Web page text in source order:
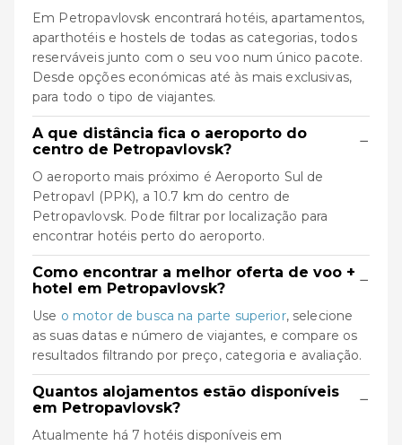
Em Petropavlovsk encontrará hotéis, apartamentos,
aparthotéis e hostels de todas as categorias, todos
reserváveis junto com o seu voo num único pacote.
Desde opções económicas até às mais exclusivas,
para todo o tipo de viajantes.
A que distância fica o aeroporto do
centro de Petropavlovsk?
−
O aeroporto mais próximo é Aeroporto Sul de
Petropavl (PPK), a 10.7 km do centro de
Petropavlovsk. Pode filtrar por localização para
encontrar hotéis perto do aeroporto.
Como encontrar a melhor oferta de voo +
hotel em Petropavlovsk?
−
Use o motor de busca na parte superior, selecione
as suas datas e número de viajantes, e compare os
resultados filtrando por preço, categoria e avaliação.
Quantos alojamentos estão disponíveis
em Petropavlovsk?
−
Atualmente há 7 hotéis disponíveis em